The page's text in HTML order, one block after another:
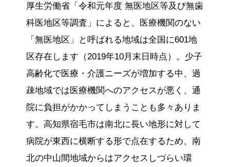
厚生労働省「令和元年度 無医地区等及び無歯
科医地区等調査」によると、医療機関のない
「無医地区」と呼ばれる地域は全国に601地
区存在します（2019年10月末日時点）。少子
高齢化で医療・介護ニーズが増加する中、過
疎地域では医療機関へのアクセスが悪く、通
院に負担がかかってしまうことも多々ありま
す。高知県宿毛市は南北に長い地形に対して
病院が東西に横断する形で点在するため、南
北の中山間地域からはアクセスしづらい環